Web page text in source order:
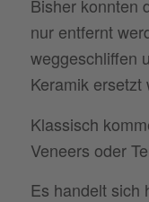
Bisher konnten
nur entfernt
weggeschliffen
Keramik ersetzt
Klassisch
Veneers oder
Es handelt sich